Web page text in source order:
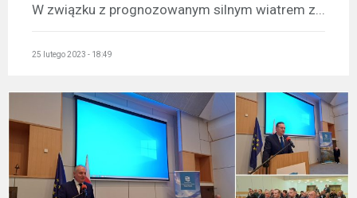
W związku z prognozowanym silnym wiatrem z...
25 lutego 2023 - 18:49